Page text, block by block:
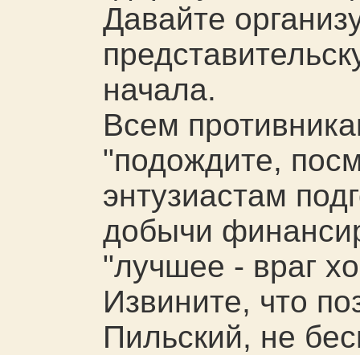
Давайте
начала.
Всем
"подождите,
энтузиастам
добычи
"лучшее - враг
Извините, что
Пильский, не